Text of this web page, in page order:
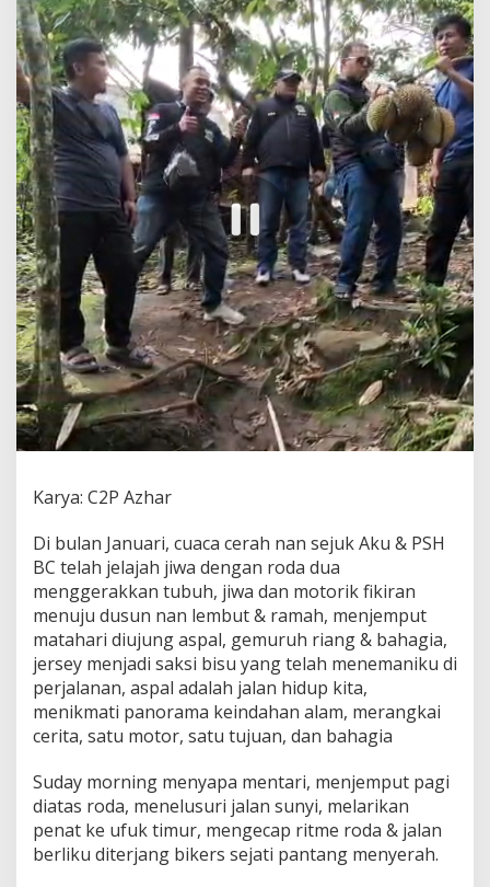
Karya: C2P Azhar
Di bulan Januari, cuaca cerah nan sejuk Aku & PSH
BC telah jelajah jiwa dengan roda dua
menggerakkan tubuh, jiwa dan motorik fikiran
menuju dusun nan lembut & ramah, menjemput
matahari diujung aspal, gemuruh riang & bahagia,
jersey menjadi saksi bisu yang telah menemaniku di
perjalanan, aspal adalah jalan hidup kita,
menikmati panorama keindahan alam, merangkai
cerita, satu motor, satu tujuan, dan bahagia
Suday morning menyapa mentari, menjemput pagi
diatas roda, menelusuri jalan sunyi, melarikan
penat ke ufuk timur, mengecap ritme roda & jalan
berliku diterjang bikers sejati pantang menyerah.